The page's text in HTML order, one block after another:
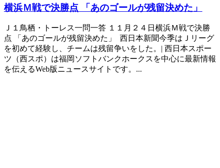
横浜Ｍ戦で決勝点 「あのゴールが残留決めた」
Ｊ１鳥栖・トーレス一問一答 １１月２４日横浜Ｍ戦で決勝
点 「あのゴールが残留決めた」 西日本新聞今季はＪリーグ
を初めて経験し、チームは残留争いをした。| 西日本スポー
ツ（西スポ）は福岡ソフトバンクホークスを中心に最新情報
を伝えるWeb版ニュースサイトです。...